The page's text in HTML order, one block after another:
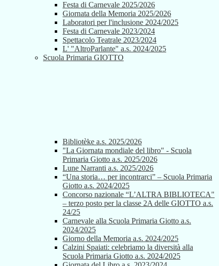
Festa di Carnevale 2025/2026
Giornata della Memoria 2025/2026
Laboratori per l'inclusione 2024/2025
Festa di Carnevale 2023/2024
Spettacolo Teatrale 2023/2024
L' "AltroParlante" a.s. 2024/2025
Scuola Primaria GIOTTO
Bibliotèke a.s. 2025/2026
"La Giornata mondiale del libro" - Scuola
Primaria Giotto a.s. 2025/2026
Lune Narranti a.s. 2025/2026
“Una storia… per incontrarci” – Scuola Primaria
Giotto a.s. 2024/2025
Concorso nazionale “L’ALTRA BIBLIOTECA"
– terzo posto per la classe 2A delle GIOTTO a.s.
24/25
Carnevale alla Scuola Primaria Giotto a.s.
2024/2025
Giorno della Memoria a.s. 2024/2025
Calzini Spaiati: celebriamo la diversità alla
Scuola Primaria Giotto a.s. 2024/2025